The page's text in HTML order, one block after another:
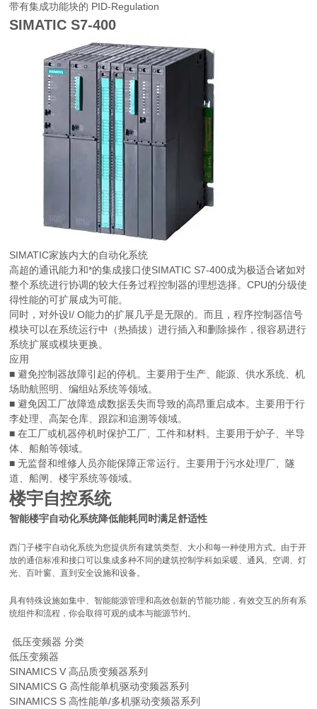
带有集成功能块的 PID-Regulation
SIMATIC S7-400
SIMATIC家族内大的自动化系统
高超的通讯能力和*的集成接口使SIMATIC S7-400成为极适合诸如对
整个系统进行协调的较大任务过程控制器的理想选择。CPU的分级使
得性能的可扩展成为可能。
同时，对外设I/ O能力的扩展几乎是无限的。而且，程序控制器信号
模块可以在系统运行中（热插拔）进行插入和删除操作，很容易进行
系统扩展或模块更换。
应用
■ 避免控制器故障引起的停机。主要用于生产、能源、供水系统、机
场助航照明、编组站系统等领域。
■ 避免因工厂故障造成数据丢失而导致的高昂重启成本。主要用于行
李处理、高架仓库、跟踪和追溯等领域。
■ 在工厂或机器停机时保护工厂、工件和材料。主要用于炉子、半导
体、船舶等领域。
■ 无监督和维修人员亦能保障正常运行。主要用于污水处理厂、隧
道、船闸、楼宇系统等领域。
楼宇自控系统
智能楼宇自动化系统降低能耗同时满足舒适性
西门子楼宇自动化系统为您提供所有建筑类型、大小和每一种使用方式。由于开
放的通信标准和接口可以集成多种不同的建筑控制学科如采暖、通风、空调、灯
光、百叶窗、直到安全设施和设备。
具有特殊设施如集中、智能能源管理和高效创新的节能功能，有效交互的所有系
统组件和流程，你会取得可观的成本与能源节约。
低压变频器 分类
低压变频器
SINAMICS V 高品质变频器系列
SINAMICS G 高性能单机驱动变频器系列
SINAMICS S 高性能单/多机驱动变频器系列